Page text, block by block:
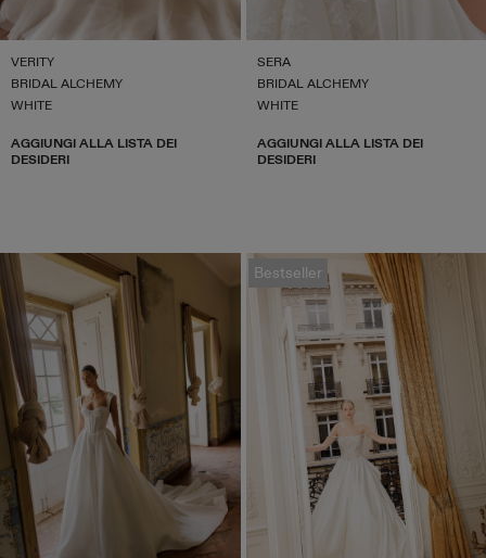
VERITY
BRIDAL ALCHEMY
WHITE
AGGIUNGI ALLA LISTA DEI
DESIDERI
SERA
BRIDAL ALCHEMY
WHITE
AGGIUNGI ALLA LISTA DEI
DESIDERI
Bestseller